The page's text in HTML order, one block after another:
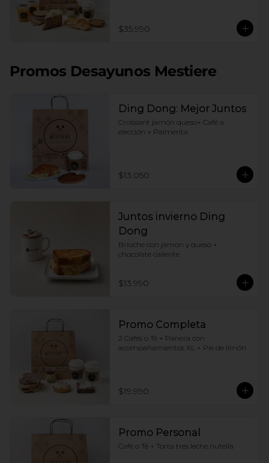
$35.990
Promos Desayunos Mestiere
Ding Dong: Mejor Juntos
Croissant jamón queso+ Café a
elección + Palmerita
$13.050
Juntos invierno Ding
Dong
Brioche con jamon y queso +
chocolate caliente
$13.990
Promo Completa
2 Cafés o Té + Panera con
acompañamientos XL + Pie de limón
$19.990
Promo Personal
Café o Té + Torta tres leche nutella